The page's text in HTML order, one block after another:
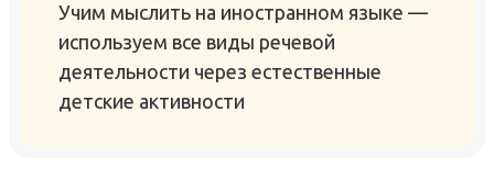
Учим мыслить на иностранном языке —
используем все виды речевой
деятельности через естественные
детские активности